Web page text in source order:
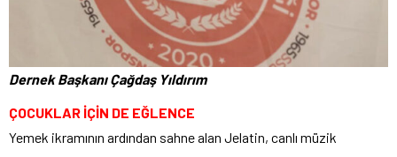
Dernek Başkanı Çağdaş Yıldırım
ÇOCUKLAR İÇİN DE EĞLENCE
Yemek ikramının ardından sahne alan Jelatin, canlı müzik